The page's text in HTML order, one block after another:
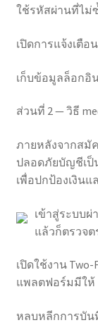
ใช้รหัสผ่านที่ไม่
เปิดการแจ้งเตือ
เก็บข้อมูลล็อก
ส่วนที่ 2 — วิธี
ภายหลังจากสมั
ปลอดภัยบัญชีเป็
เพื่อปกป้องเงินแ
เข้าสู่ระบบผ่
แล้วก็ตรวจต
เปิดใช้งาน Two-
แพลตฟอร์มมีให้
หลบหลีกการบัน